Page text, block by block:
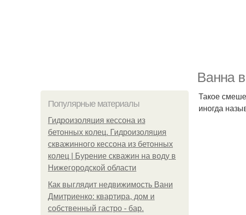
Ванна
Популярные материалы
Гидроизоляция кессона из
бетонных колец. Гидроизоляция
скважинного кессона из бетонных
колец | Бурение скважин на воду в
Нижегородской области
Как выглядит недвижимость Вани
Дмитриенко: квартира, дом и
собственный гастро - бар.
Такое
иногда